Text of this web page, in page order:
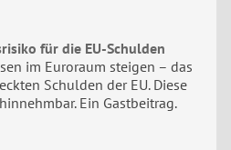
für die EU-Schulden
im Euroraum steigen – das
Schulden der EU. Diese
Ein Gastbeitrag.